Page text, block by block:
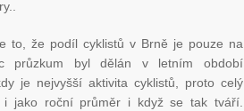
to, že podíl cyklistů v Brně je pouze na
průzkum byl dělán v letním období
je nejvyšší aktivita cyklistů, proto celý
i jako roční průměr i když se tak tváří.